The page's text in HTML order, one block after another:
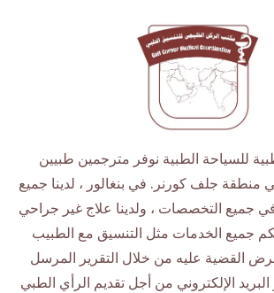
للسياحة الطبية نوفر مترجمين طبيين
منطقة جلف كورنر. في بنغالور ، لدينا جميع
في جميع التخصصات ، ولدينا علاج غير جراحي
جميع الخدمات مثل التنسيق مع الطبيب
القضية عليه من خلال التقرير المرسل
الإلكتروني من أجل تقديم الرأي الطبي